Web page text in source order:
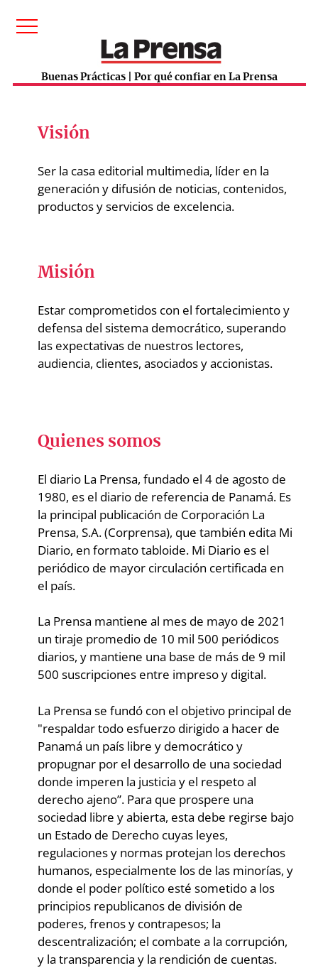
Buenas Prácticas | Por qué confiar en La Prensa
Visión
Ser la casa editorial multimedia, líder en la
generación y difusión de noticias, contenidos,
productos y servicios de excelencia.
Misión
Estar comprometidos con el fortalecimiento y
defensa del sistema democrático, superando
las expectativas de nuestros lectores,
audiencia, clientes, asociados y accionistas.
Quienes somos
El diario La Prensa, fundado el 4 de agosto de
1980, es el diario de referencia de Panamá. Es
la principal publicación de Corporación La
Prensa, S.A. (Corprensa), que también edita Mi
Diario, en formato tabloide. Mi Diario es el
periódico de mayor circulación certificada en
el país.
La Prensa mantiene al mes de mayo de 2021
un tiraje promedio de 10 mil 500 periódicos
diarios, y mantiene una base de más de 9 mil
500 suscripciones entre impreso y digital.
La Prensa se fundó con el objetivo principal de
"respaldar todo esfuerzo dirigido a hacer de
Panamá un país libre y democrático y
propugnar por el desarrollo de una sociedad
donde imperen la justicia y el respeto al
derecho ajeno”. Para que prospere una
sociedad libre y abierta, esta debe regirse bajo
un Estado de Derecho cuyas leyes,
regulaciones y normas protejan los derechos
humanos, especialmente los de las minorías, y
donde el poder político esté sometido a los
principios republicanos de división de
poderes, frenos y contrapesos; la
descentralización; el combate a la corrupción,
y la transparencia y la rendición de cuentas.